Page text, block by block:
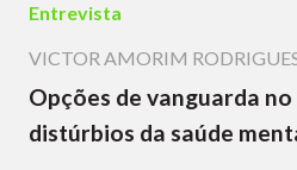
Entrevista
VICTOR AMORIM
Opções de vanguarda
distúrbios da saúde